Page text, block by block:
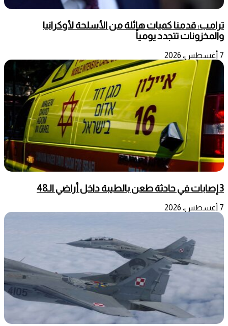
ترامب: قدمنا كميات هائلة من الأسلحة لأوكرانيا
والمخزونات تتجدد يومياً
7 أغسطس، 2026
3 إصابات في حادثة طعن بالطيبة داخل أراضي الـ48
7 أغسطس، 2026